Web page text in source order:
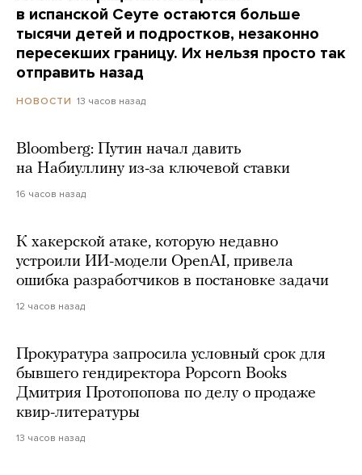
в испанской Сеуте остаются больше
тысячи детей и подростков, незаконно
пересекших границу. Их нельзя просто так
отправить назад
НОВОСТИ 13 часов назад
Bloomberg: Путин начал давить
на Набиуллину из-за ключевой ставки
16 часов назад
К хакерской атаке, которую недавно
устроили ИИ-модели OpenAI, привела
ошибка разработчиков в постановке задачи
12 часов назад
Прокуратура запросила условный срок для
бывшего гендиректора Popcorn Books
Дмитрия Протопопова по делу о продаже
квир-литературы
13 часов назад